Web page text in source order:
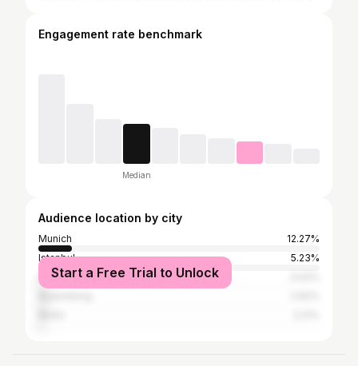
Engagement rate benchmark
Median
Audience location by city
Munich
12.27%
Istanbul
5.23%
Dubai
Start a Free Trial to Unlock